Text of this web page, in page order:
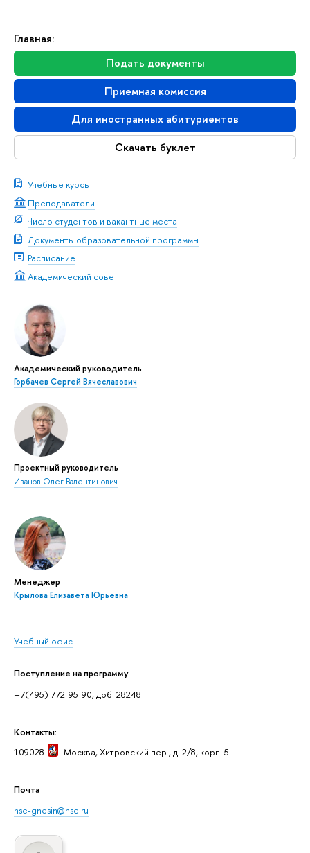
Главная:
Подать документы
Приемная комиссия
Для иностранных абитуриентов
Скачать буклет
Учебные курсы
Преподаватели
Число студентов и вакантные места
Документы образовательной программы
Расписание
Академический совет
Академический руководитель
Горбачев Сергей Вячеславович
Проектный руководитель
Иванов Олег Валентинович
Менеджер
Крылова Елизавета Юрьевна
Учебный офис
Поступление на программу
+7(495) 772-95-90, доб. 28248
Контакты:
109028
Москва, Хитровский пер., д. 2/8, корп. 5
Почта
hse-gnesin@hse.ru